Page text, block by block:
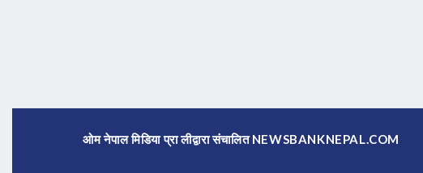
ओम नेपाल मिडिया प्रा लीद्वारा संचालित NEWSBANKNEPAL.COM